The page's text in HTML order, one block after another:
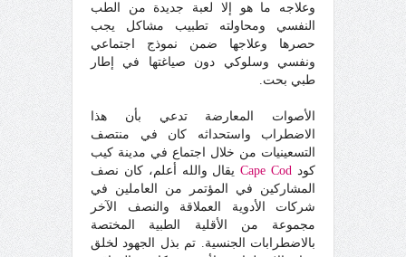
وعلاجه ما هو إلا لعبة جديدة من الطب
النفسي ومحاولته تطبيب مشاكل يجب
حصرها وعلاجها ضمن نموذج اجتماعي
ونفسي وسلوكي دون صياغتها في إطار
طبي بحت.
الأصوات المعارضة تدعي بأن هذا
الاضطراب واستحداثه كان في منتصف
التسعينيات من خلال اجتماع في مدينة كيب
كود Cape Codيقال والله أعلم، كان نصف
المشاركين في المؤتمر من العاملين في
شركات الأدوية العملاقة والنصف الآخر
مجموعة من الأقلية الطبية المختصة
بالاضطرابات الجنسية. تم بذل الجهود لخلق